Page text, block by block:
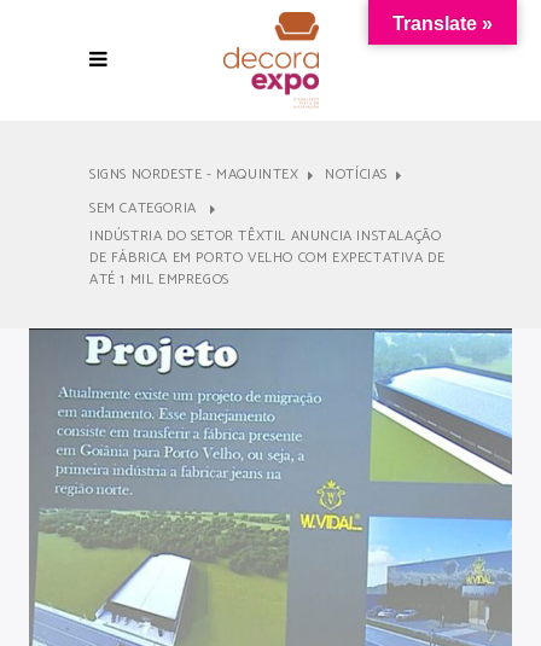
SIGNS NORDESTE - MAQUINTEX
NOTÍCIAS
SEM CATEGORIA
INDÚSTRIA DO SETOR TÊXTIL ANUNCIA INSTALAÇÃO
DE FÁBRICA EM PORTO VELHO COM EXPECTATIVA DE
ATÉ 1 MIL EMPREGOS
Translate »